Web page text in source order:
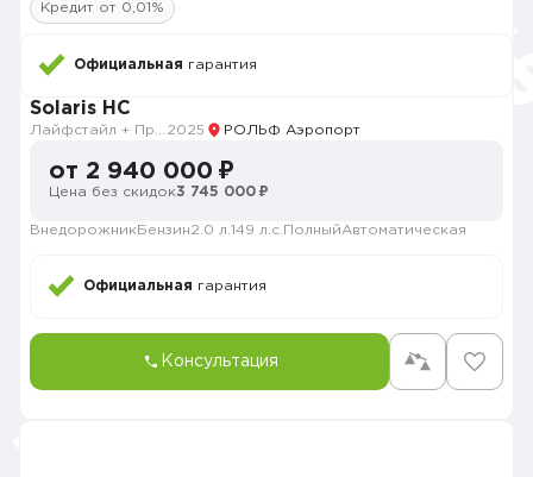
Кредит от 0,01%
Официальная гарантия
Solaris HC
2025 РОЛЬФ Аэропорт
от 2 940 000 ₽
Цена без скидок3 745 000 ₽
Внедорожник Бензин2.0 л. 149 л.с. ПолныйАвтоматическая
Официальная гарантия
Консультация